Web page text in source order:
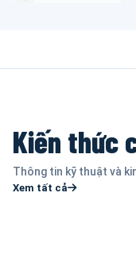
Kiến thức
Thông tin kỹ thuật và
Xem tất cả